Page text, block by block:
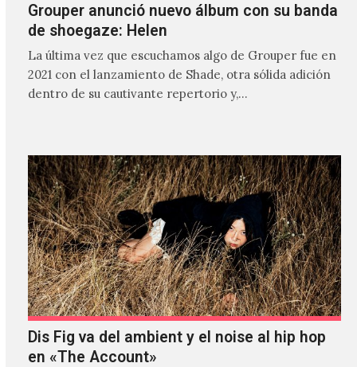
Grouper anunció nuevo álbum con su banda
de shoegaze: Helen
La última vez que escuchamos algo de Grouper fue en
2021 con el lanzamiento de Shade, otra sólida adición
dentro de su cautivante repertorio y,…
Dis Fig va del ambient y el noise al hip hop
en «The Account»